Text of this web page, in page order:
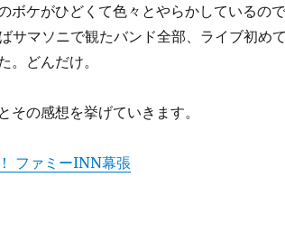
ボケがひどくて色々とやらかしているの
サマソニで観たバンド全部、ライブ初め
。どんだけ。
その感想を挙げていきます。
ファミーINN幕張